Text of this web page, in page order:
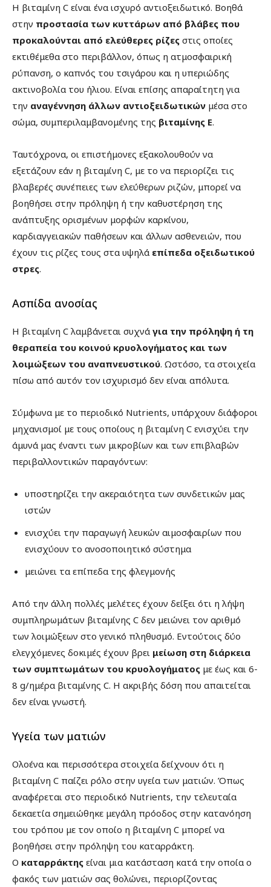
Η βιταμίνη C είναι ένα ισχυρό αντιοξειδωτικό. Βοηθά
στην προστασία των κυττάρων από βλάβες που
προκαλούνται από ελεύθερες ρίζες στις οποίες
εκτιθέμεθα στο περιβάλλον, όπως η ατμοσφαιρική
ρύπανση, ο καπνός του τσιγάρου και η υπεριώδης
ακτινοβολία του ήλιου. Είναι επίσης απαραίτητη για
την αναγέννηση άλλων αντιοξειδωτικών μέσα στο
σώμα, συμπεριλαμβανομένης της βιταμίνης Ε.
Ταυτόχρονα, οι επιστήμονες εξακολουθούν να
εξετάζουν εάν η βιταμίνη C, με το να περιορίζει τις
βλαβερές συνέπειες των ελεύθερων ριζών, μπορεί να
βοηθήσει στην πρόληψη ή την καθυστέρηση της
ανάπτυξης ορισμένων μορφών καρκίνου,
καρδιαγγειακών παθήσεων και άλλων ασθενειών, που
έχουν τις ρίζες τους στα υψηλά επίπεδα οξειδωτικού
στρες.
Ασπίδα ανοσίας
Η βιταμίνη C λαμβάνεται συχνά για την πρόληψη ή τη
θεραπεία του κοινού κρυολογήματος και των
λοιμώξεων του αναπνευστικού. Ωστόσο, τα στοιχεία
πίσω από αυτόν τον ισχυρισμό δεν είναι απόλυτα.
Σύμφωνα με το περιοδικό Nutrients, υπάρχουν διάφοροι
μηχανισμοί με τους οποίους η βιταμίνη C ενισχύει την
άμυνά μας έναντι των μικροβίων και των επιβλαβών
περιβαλλοντικών παραγόντων:
υποστηρίζει την ακεραιότητα των συνδετικών μας
ιστών
ενισχύει την παραγωγή λευκών αιμοσφαιρίων που
ενισχύουν το ανοσοποιητικό σύστημα
μειώνει τα επίπεδα της φλεγμονής
Από την άλλη πολλές μελέτες έχουν δείξει ότι η λήψη
συμπληρωμάτων βιταμίνης C δεν μειώνει τον αριθμό
των λοιμώξεων στο γενικό πληθυσμό. Εντούτοις δύο
ελεγχόμενες δοκιμές έχουν βρει μείωση στη διάρκεια
των συμπτωμάτων του κρυολογήματος με έως και 6-
8 g/ημέρα βιταμίνης C. Η ακριβής δόση που απαιτείται
δεν είναι γνωστή.
Υγεία των ματιών
Ολοένα και περισσότερα στοιχεία δείχνουν ότι η
βιταμίνη C παίζει ρόλο στην υγεία των ματιών. Όπως
αναφέρεται στο περιοδικό Nutrients, την τελευταία
δεκαετία σημειώθηκε μεγάλη πρόοδος στην κατανόηση
του τρόπου με τον οποίο η βιταμίνη C μπορεί να
βοηθήσει στην πρόληψη του καταρράκτη.
Ο καταρράκτης είναι μια κατάσταση κατά την οποία ο
φακός των ματιών σας θολώνει, περιορίζοντας